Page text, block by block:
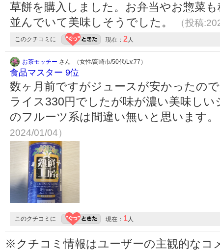
草餅を購入しました。お弁当やお惣菜
並んでいて美味しそうでした。
（投稿
このクチコミに 現在： 2人
お茶モッチー さん （女性/高崎市/50代/Lv.77）
食品マスター 9位
数ヶ月前ですがジュースが安かったの
ライス330円でしたが味が濃い美味し
のフルーツ系は間違い無いと思います
2024/01/04）
このクチコミに 現在： 1人
※クチコミ情報はユーザーの主観的なコ